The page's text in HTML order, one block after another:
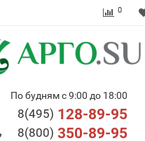
0
По будням с 9:00 до 18:00
8(495) 128-89-95
8(800) 350-89-95